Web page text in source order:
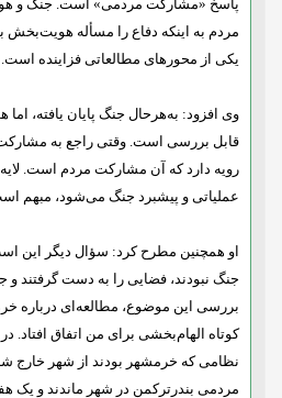
پاسخ «مشارکت مردمی» است. جنگ و
مردم به اینکه دفاع را مسأله هویت‌بخش
یکی از محورهای مطالعاتی فزاینده است.
وی افزود: به‌هرحال جنگ پایان یافته،
قابل بررسی است. وقتی راجع به
رویه دارد که آن مشارکت مردم است.
عملیاتی و پیشبرد جنگ میشود، مبهم
او همچنین مطرح کرد: سؤال دیگر این
جنگ نبودند، فضایی را به دست گرفتند و
بررسی این موضوع، مطالعه‌ای درباره
نظامی که خرمشهر بودند از شهر خارج
مردمی بندرترکمن در شهر ماندند و یک